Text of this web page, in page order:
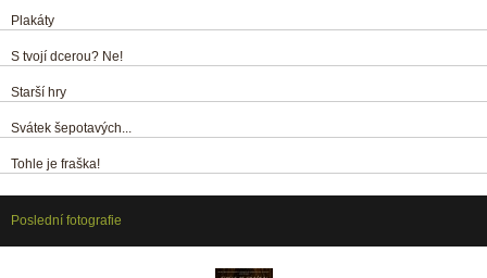
Plakáty
S tvojí dcerou? Ne!
Starší hry
Svátek šepotavých...
Tohle je fraška!
Poslední fotografie